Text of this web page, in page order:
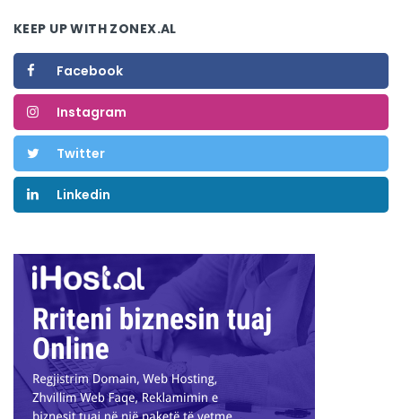
KEEP UP WITH ZONEX.AL
Facebook
Instagram
Twitter
Linkedin